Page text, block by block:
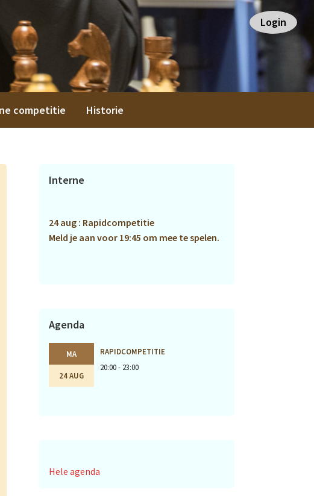
Login
competitie Historie
Primaire
Interne
24 aug : Rapidcompetitie
Meld je aan voor 19:45 om mee te spelen.
Agenda
MA
24 AUG
RAPIDCOMPETITIE
20:00 - 23:00
Hele agenda